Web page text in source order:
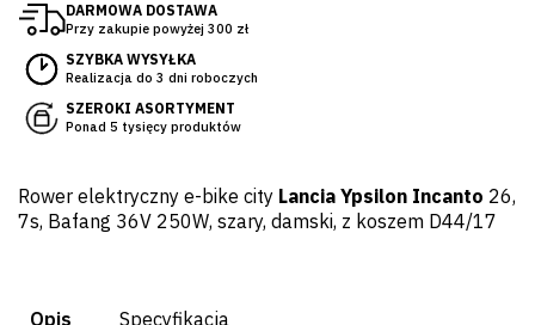
DARMOWA DOSTAWA
Przy zakupie powyżej 300 zł
SZYBKA WYSYŁKA
Realizacja do 3 dni roboczych
SZEROKI ASORTYMENT
Ponad 5 tysięcy produktów
Rower elektryczny e-bike city Lancia Ypsilon Incanto 26,
7s, Bafang 36V 250W, szary, damski, z koszem D44/17
Opis Specyfikacja